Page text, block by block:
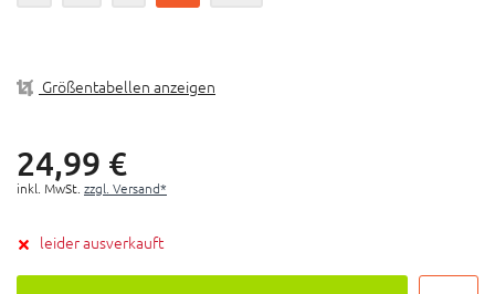
Einsatzgebiet: Motocross, Downhill, Mountainbike,
Größentabellen anzeigen
24,99 €
inkl. MwSt. zzgl. Versand*
leider ausverkauft